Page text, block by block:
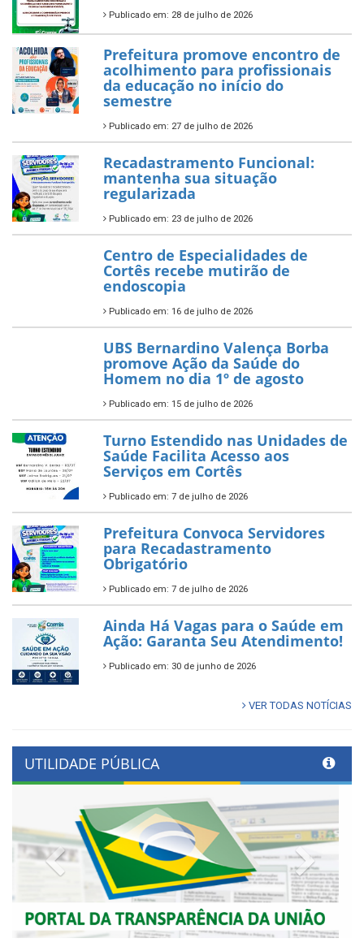
Publicado em: 28 de julho de 2026
Prefeitura promove encontro de
acolhimento para profissionais
da educação no início do
semestre
Publicado em: 27 de julho de 2026
Recadastramento Funcional:
mantenha sua situação
regularizada
Publicado em: 23 de julho de 2026
Centro de Especialidades de
Cortês recebe mutirão de
endoscopia
Publicado em: 16 de julho de 2026
UBS Bernardino Valença Borba
promove Ação da Saúde do
Homem no dia 1º de agosto
Publicado em: 15 de julho de 2026
Turno Estendido nas Unidades de
Saúde Facilita Acesso aos
Serviços em Cortês
Publicado em: 7 de julho de 2026
Prefeitura Convoca Servidores
para Recadastramento
Obrigatório
Publicado em: 7 de julho de 2026
Ainda Há Vagas para o Saúde em
Ação: Garanta Seu Atendimento!
Publicado em: 30 de junho de 2026
VER TODAS NOTÍCIAS
UTILIDADE PÚBLICA
Previous Next